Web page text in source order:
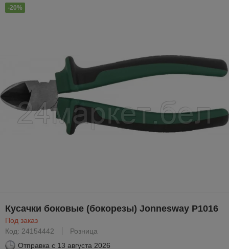
-20%
Кусачки боковые (бокорезы) Jonnesway P1016
Под заказ
Код: 24154442
Розница
Отправка с 13 августа 2026